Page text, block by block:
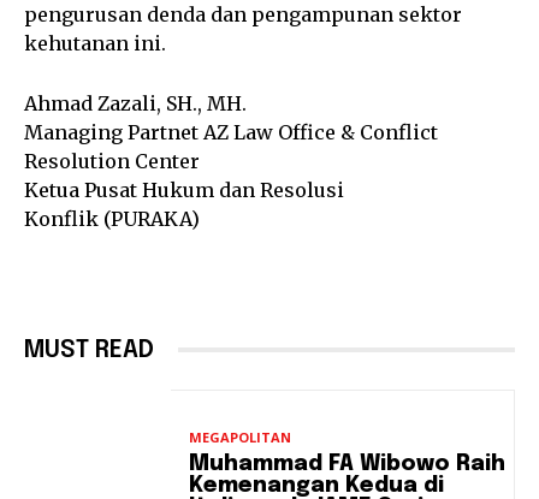
pengurusan denda dan pengampunan sektor
kehutanan ini.
Ahmad Zazali, SH., MH.
Managing Partnet AZ Law Office & Conflict
Resolution Center
Ketua Pusat Hukum dan Resolusi
Konflik (PURAKA)
MUST READ
MEGAPOLITAN
Muhammad FA Wibowo Raih
Kemenangan Kedua di